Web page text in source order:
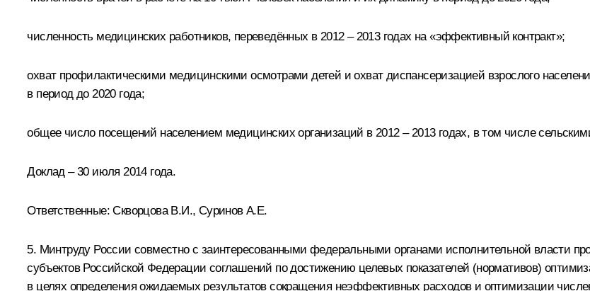
численность медицинских работников, переведённых в 2012 – 2013 годах на «эффективный контракт»;
охват профилактическими медицинскими осмотрами детей и охват диспансеризацией взрослого
в период до 2020 года;
общее число посещений населением медицинских организаций в 2012 – 2013 годах, в том числе
Доклад – 30 июля 2014 года.
Ответственные:Скворцова В.И., Суринов А.Е.
5. Минтруду России совместно с заинтересованными федеральными органами исполнительной власти
субъектов Российской Федерации соглашений по достижению целевых показателей (нормативов)
в целях определения ожидаемых результатов сокращения неэффективных расходов и оптимизации